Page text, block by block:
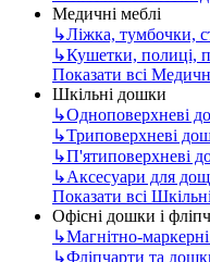
Медичні меблі
↳Ліжка, тумбочки,
↳Кушетки, полиці,
Показати всі
Шкільні дошки
↳Одноповерхневі
↳Триповерхневі
↳П'ятиповерхневі
↳Аксесуари для
Показати всі
Офісні дошки і
↳Магнітно-
↳Фліпчарти та